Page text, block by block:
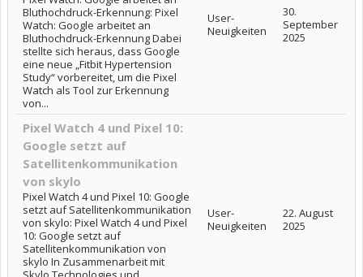
Bluthochdruck-Erkennung: Pixel
Watch: Google arbeitet an
Bluthochdruck-Erkennung Dabei
stellte sich heraus, dass Google
eine neue „Fitbit Hypertension
Study“ vorbereitet, um die Pixel
Watch als Tool zur Erkennung
von...
User-
Neuigkeiten
30.
September
2025
Pixel Watch 4 und Pixel 10:
Google setzt auf
Satellitenkommunikation
von skylo
Pixel Watch 4 und Pixel 10: Google
setzt auf Satellitenkommunikation
von skylo: Pixel Watch 4 und Pixel
10: Google setzt auf
Satellitenkommunikation von
skylo In Zusammenarbeit mit
User-
Neuigkeiten
22. August
2025